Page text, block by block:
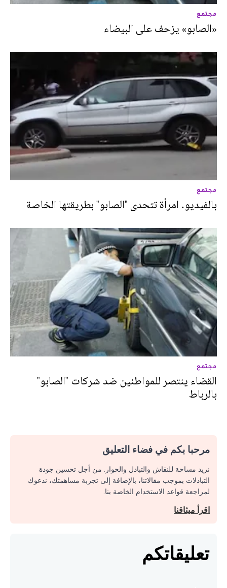
مجتمع
«الصابو» يزحف على البيضاء
مجتمع
بالفيديو. امرأة تتحدى "الصابو" بطريقتها الخاصة
مجتمع
القضاء ينتصر للمواطنين ضد شركات "الصابو"
بالرباط
مرحبا بكم في فضاء التعليق
نريد مساحة للنقاش والتبادل والحوار. من أجل تحسين جودة
التبادلات بموجب مقالاتنا، بالإضافة إلى تجربة مساهمتك، ندعوك
لمراجعة قواعد الاستخدام الخاصة بنا.
اقرأ ميثاقنا
تعليقاتكم